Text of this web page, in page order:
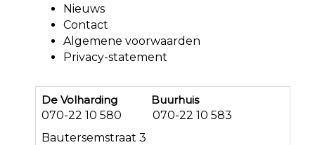
Nieuws
Contact
Algemene voorwaarden
Privacy-statement
De Volharding Buurhuis
070-22 10 580 070-22 10 583
Bautersemstraat 3